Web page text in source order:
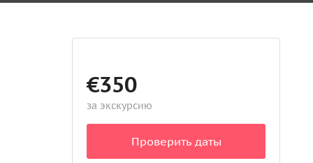
€350
за экскурсию
Проверить даты